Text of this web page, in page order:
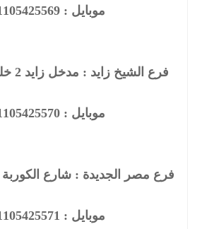
موبايل : 01105425569
فرع الشيخ زايد : مدخل زايد 2 خلف مول اركان
موبايل : 01105425570
فرع مصر الجديدة : شارع
موبايل : 01105425571